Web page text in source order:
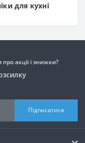
для кухні
акції і знижки?
Підписатися